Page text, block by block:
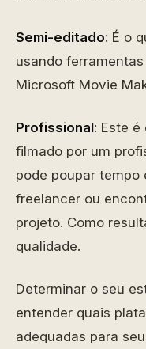
Semi-editado: É o
usando
Microsoft Movie
Profissional: Este
filmado por um
pode poupar tempo
freelancer ou
projeto. Como
qualidade.
Determinar o seu
entender quais
adequadas para